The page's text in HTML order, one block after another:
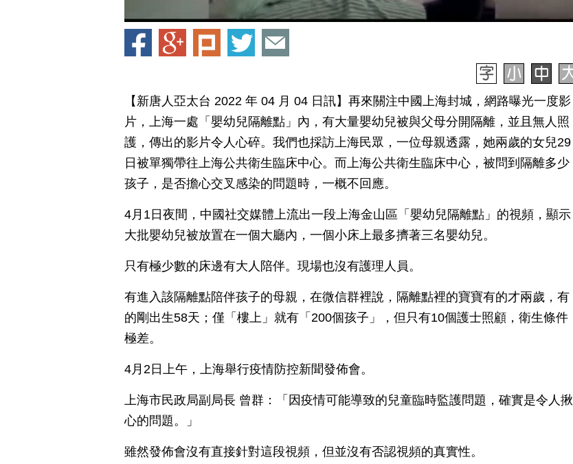
【新唐人亞太台 2022 年 04 月 04 日訊】再來關注中國上海封城，網路曝光一度影
片，上海一處「嬰幼兒隔離點」內，有大量嬰幼兒被與父母分開隔離，並且無人照
護，傳出的影片令人心碎。我們也採訪上海民眾，一位母親透露，她兩歲的女兒29
日被單獨帶往上海公共衛生臨床中心。而上海公共衛生臨床中心，被問到隔離多少
孩子，是否擔心交叉感染的問題時，一概不回應。
4月1日夜間，中國社交媒體上流出一段上海金山區「嬰幼兒隔離點」的視頻，顯示
大批嬰幼兒被放置在一個大廳內，一個小床上最多擠著三名嬰幼兒。
只有極少數的床邊有大人陪伴。現場也沒有護理人員。
有進入該隔離點陪伴孩子的母親，在微信群裡說，隔離點裡的寶寶有的才兩歲，有
的剛出生58天；僅「樓上」就有「200個孩子」，但只有10個護士照顧，衛生條件
極差。
4月2日上午，上海舉行疫情防控新聞發佈會。
上海市民政局副局長 曾群：「因疫情可能導致的兒童臨時監護問題，確實是令人揪
心的問題。」
雖然發佈會沒有直接針對這段視頻，但並沒有否認視頻的真實性。